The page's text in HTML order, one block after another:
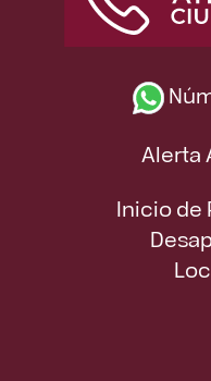
Alerta
Inicio de